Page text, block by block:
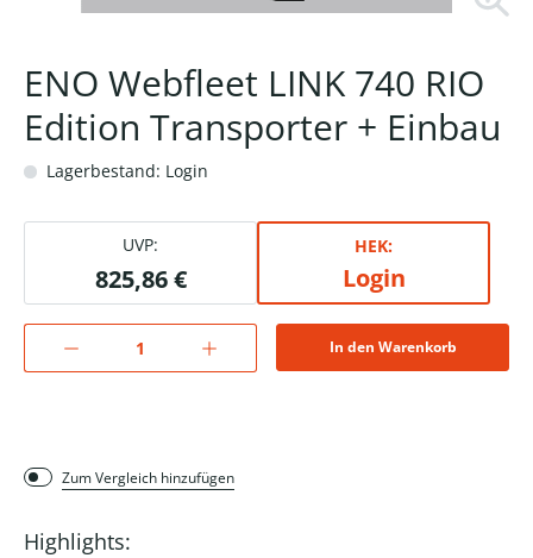
ENO Webfleet LINK 740 RIO
Edition Transporter + Einbau
Lagerbestand: Login
UVP:
825,86 €
HEK:
Login
In den Warenkorb
Zum Vergleich hinzufügen
Highlights: